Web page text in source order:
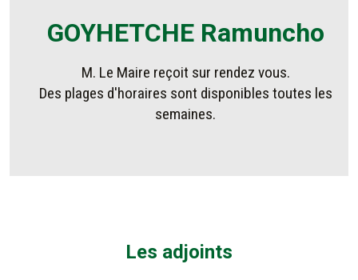
GOYHETCHE Ramuncho
M. Le Maire reçoit sur rendez vous.
Des plages d'horaires sont disponibles toutes les
semaines.
Les adjoints